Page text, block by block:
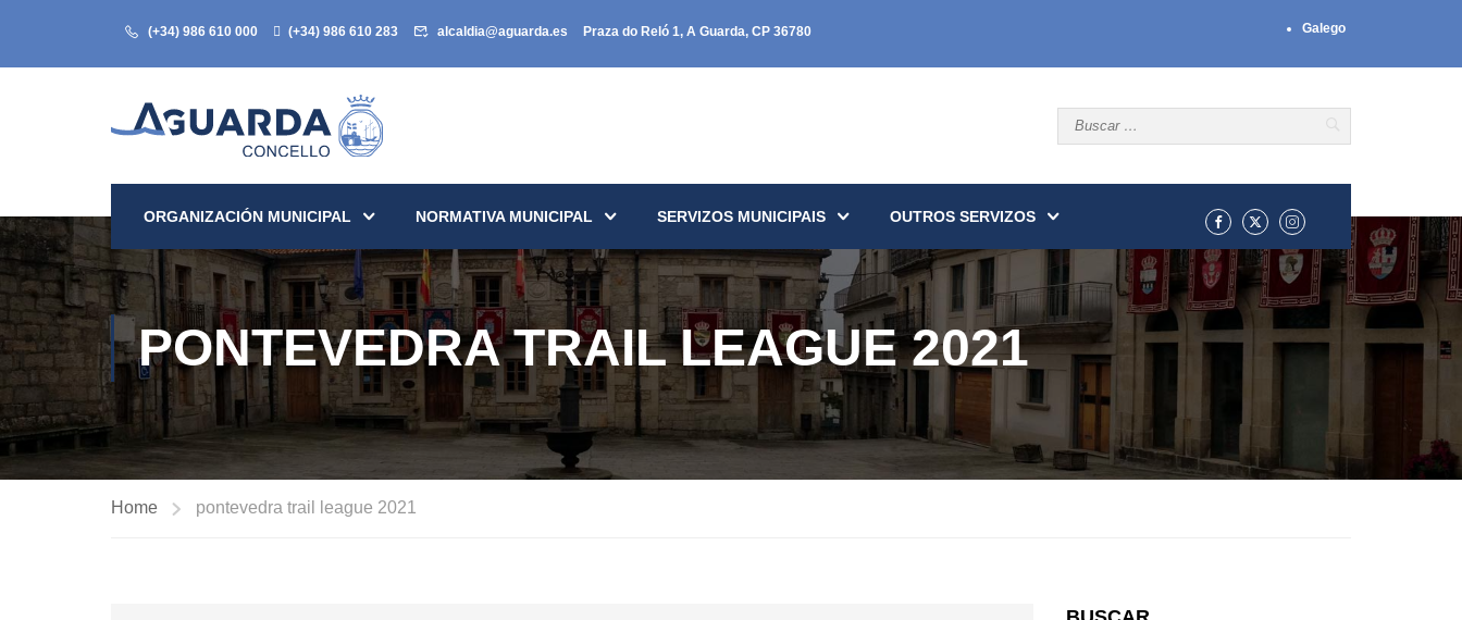
(+34) 986 610 000 (+34) 986 610 283 alcaldia@aguarda.es Praza do Reló 1, A Guarda, CP 36780 Galego
ORGANIZACIÓN MUNICIPAL NORMATIVA MUNICIPAL SERVIZOS MUNICIPAIS OUTROS SERVIZOS
PONTEVEDRA TRAIL LEAGUE 2021
Home pontevedra trail league 2021